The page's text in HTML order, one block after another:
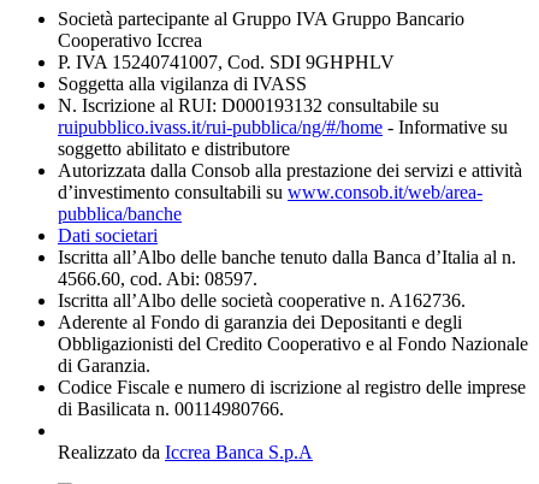
Società partecipante al Gruppo IVA Gruppo Bancario
Cooperativo Iccrea
P. IVA 15240741007, Cod. SDI 9GHPHLV
Soggetta alla vigilanza di IVASS
N. Iscrizione al RUI: D000193132 consultabile su
ruipubblico.ivass.it/rui-pubblica/ng/#/home - Informative su
soggetto abilitato e distributore
Autorizzata dalla Consob alla prestazione dei servizi e attività
d’investimento consultabili su www.consob.it/web/area-
pubblica/banche
Dati societari
Iscritta all’Albo delle banche tenuto dalla Banca d’Italia al n.
4566.60, cod. Abi: 08597.
Iscritta all’Albo delle società cooperative n. A162736.
Aderente al Fondo di garanzia dei Depositanti e degli
Obbligazionisti del Credito Cooperativo e al Fondo Nazionale
di Garanzia.
Codice Fiscale e numero di iscrizione al registro delle imprese
di Basilicata n. 00114980766.
Realizzato da Iccrea Banca S.p.A